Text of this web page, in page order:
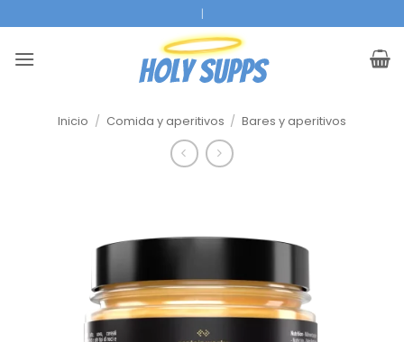
al
contenido
|
Inicio / Comida y aperitivos / Bares y aperitivos